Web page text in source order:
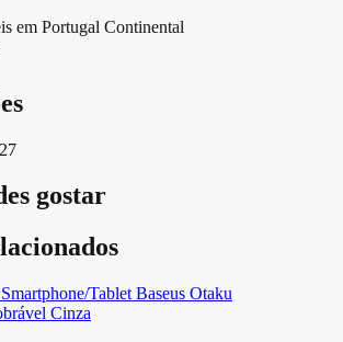
em Portugal Continental
gostar